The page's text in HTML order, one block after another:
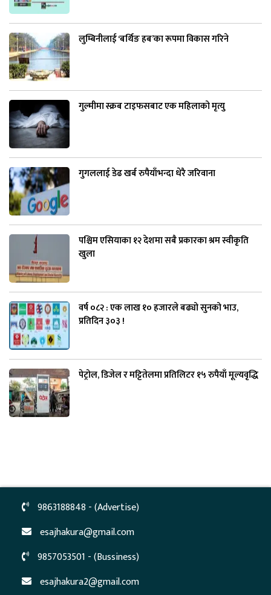
लुम्बिनीलाई ‘बर्थिङ हब’का रूपमा विकास गरिने
गुल्मीमा स्क्रब टाइफसबाट एक महिलाको मृत्यु
गुगललाई डेढ खर्ब रुपैयाँभन्दा धेरै जरिवाना
पश्चिम एसियाका १२ देशमा सबै प्रकारका श्रम स्वीकृति
खुला
वर्ष ०८२ : एक लाख १० हजारले बढ्यो सुनको भाउ,
प्रतिदिन ३०३ !
पेट्रोल, डिजेल र मट्टितेलमा प्रतिलिटर १५ रुपैयाँ मूल्यवृद्धि
9863188848 - (Advertise)
esajhakura@gmail.com
9857053501 - (Bussiness)
esajhakura2@gmail.com